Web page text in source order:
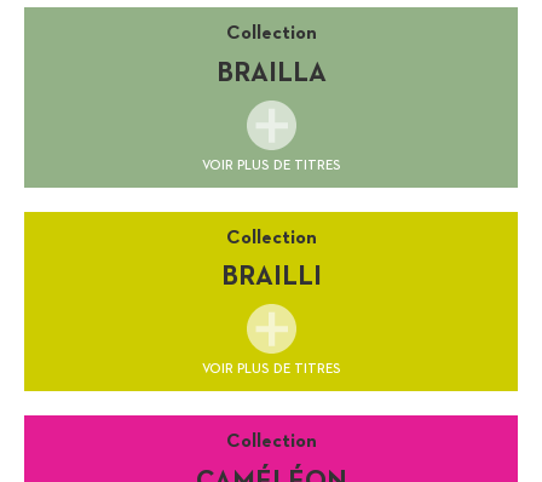
Collection
BRAILLA
VOIR PLUS DE TITRES
Collection
BRAILLI
VOIR PLUS DE TITRES
Collection